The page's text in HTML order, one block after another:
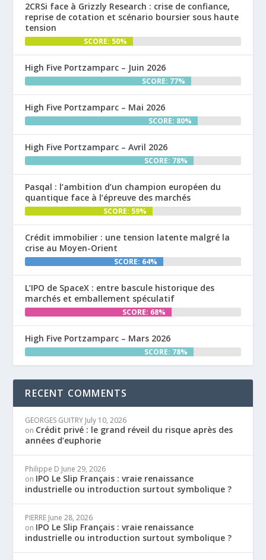
2CRSi face à Grizzly Research : crise de confiance,
reprise de cotation et scénario boursier sous haute
tension
SCORE: 50%
High Five Portzamparc – Juin 2026
SCORE: 77%
High Five Portzamparc – Mai 2026
SCORE: 80%
High Five Portzamparc – Avril 2026
SCORE: 78%
Pasqal : l’ambition d’un champion européen du
quantique face à l’épreuve des marchés
SCORE: 59%
Crédit immobilier : une tension latente malgré la
crise au Moyen-Orient
SCORE: 64%
L’IPO de SpaceX : entre bascule historique des
marchés et emballement spéculatif
SCORE: 68%
High Five Portzamparc – Mars 2026
SCORE: 78%
RECENT COMMENTS
GEORGES GUITRY July 10, 2026
on Crédit privé : le grand réveil du risque après des
années d’euphorie
Philippe D June 29, 2026
on IPO Le Slip Français : vraie renaissance
industrielle ou introduction surtout symbolique ?
PIERRE June 28, 2026
on IPO Le Slip Français : vraie renaissance
industrielle ou introduction surtout symbolique ?